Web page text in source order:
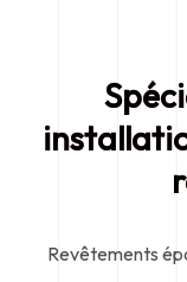
Revêtements